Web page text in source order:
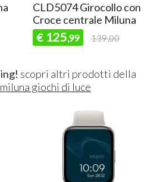
CLD5078 Girocollo a
forma di cuore Miluna
€ 104,99 109,00
scopri altri prodotti della
miluna giochi di luce